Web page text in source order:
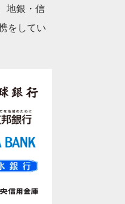
地銀・信
をしてい